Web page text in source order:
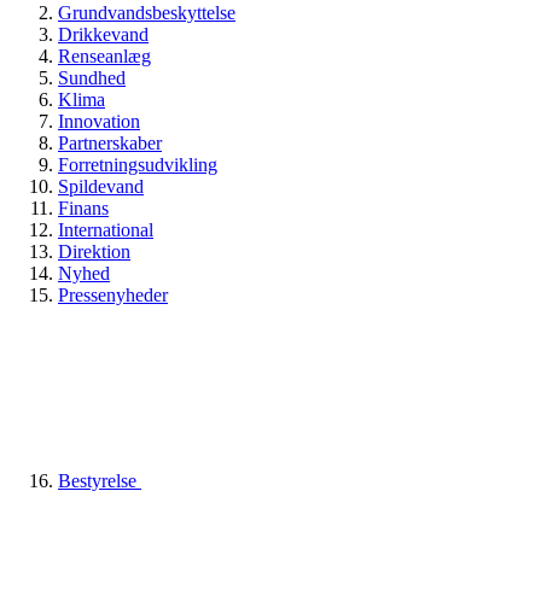
Grundvandsbeskyttelse
Drikkevand
Renseanlæg
Sundhed
Klima
Innovation
Partnerskaber
Forretningsudvikling
Spildevand
Finans
International
Direktion
Nyhed
Pressenyheder
Bestyrelse